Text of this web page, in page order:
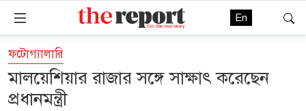
En
ফটোগ্যালারি
মালয়েশিয়ার রাজার সঙ্গে সাক্ষাৎ করেছেন
প্রধানমন্ত্রী